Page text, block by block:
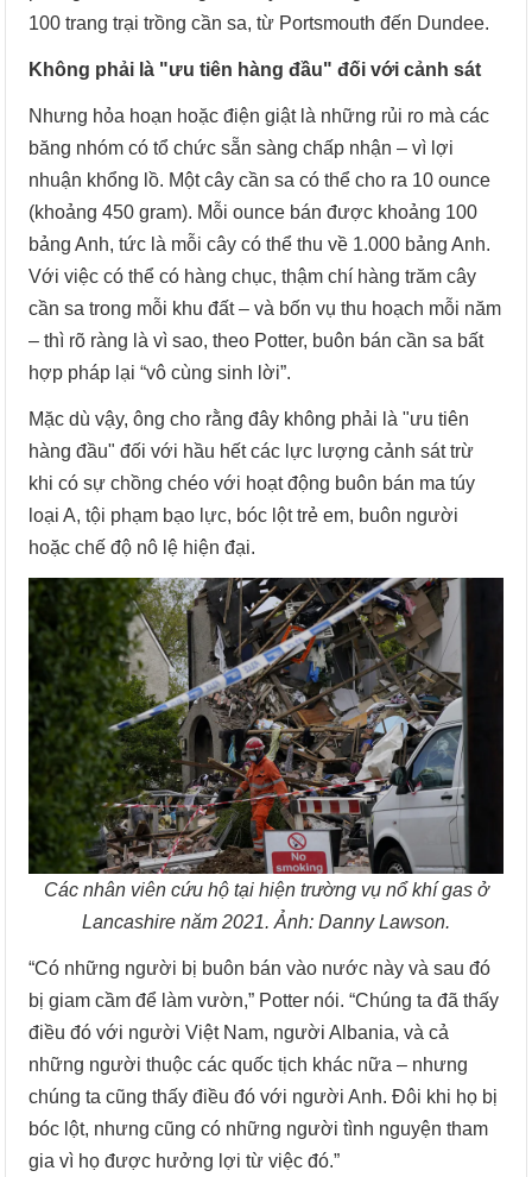
100 trang trại trồng cần sa, từ Portsmouth đến Dundee.
Không phải là "ưu tiên hàng đầu" đối với cảnh sát
Nhưng hỏa hoạn hoặc điện giật là những rủi ro mà các
băng nhóm có tổ chức sẵn sàng chấp nhận – vì lợi
nhuận khổng lồ. Một cây cần sa có thể cho ra 10 ounce
(khoảng 450 gram). Mỗi ounce bán được khoảng 100
bảng Anh, tức là mỗi cây có thể thu về 1.000 bảng Anh.
Với việc có thể có hàng chục, thậm chí hàng trăm cây
cần sa trong mỗi khu đất – và bốn vụ thu hoạch mỗi năm
– thì rõ ràng là vì sao, theo Potter, buôn bán cần sa bất
hợp pháp lại “vô cùng sinh lời”.
Mặc dù vậy, ông cho rằng đây không phải là "ưu tiên
hàng đầu" đối với hầu hết các lực lượng cảnh sát trừ
khi có sự chồng chéo với hoạt động buôn bán ma túy
loại A, tội phạm bạo lực, bóc lột trẻ em, buôn người
hoặc chế độ nô lệ hiện đại.
Các nhân viên cứu hộ tại hiện trường vụ nổ khí gas ở
Lancashire năm 2021. Ảnh: Danny Lawson.
“Có những người bị buôn bán vào nước này và sau đó
bị giam cầm để làm vườn,” Potter nói. “Chúng ta đã thấy
điều đó với người Việt Nam, người Albania, và cả
những người thuộc các quốc tịch khác nữa – nhưng
chúng ta cũng thấy điều đó với người Anh. Đôi khi họ bị
bóc lột, nhưng cũng có những người tình nguyện tham
gia vì họ được hưởng lợi từ việc đó.”